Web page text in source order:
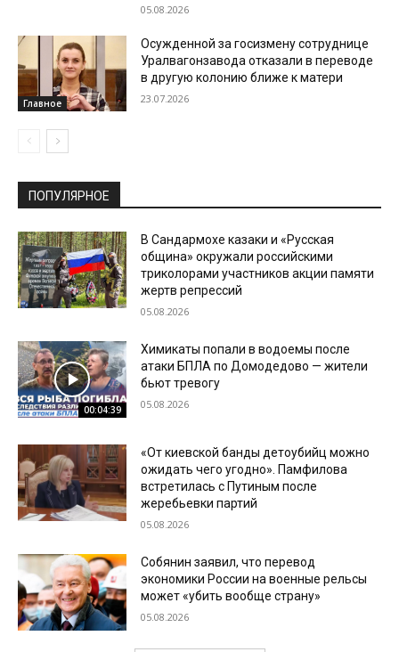
05.08.2026
Главное
Осужденной за госизмену сотруднице
Уралвагонзавода отказали в переводе
в другую колонию ближе к матери
23.07.2026
ПОПУЛЯРНОЕ
В Сандармохе казаки и «Русская
община» окружали российскими
триколорами участников акции памяти
жертв репрессий
05.08.2026
00:04:39
Химикаты попали в водоемы после
атаки БПЛА по Домодедово — жители
бьют тревогу
05.08.2026
«От киевской банды детоубийц можно
ожидать чего угодно». Памфилова
встретилась с Путиным после
жеребьевки партий
05.08.2026
Собянин заявил, что перевод
экономики России на военные рельсы
может «убить вообще страну»
05.08.2026